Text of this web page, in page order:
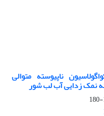
ناپیوسته متوالی